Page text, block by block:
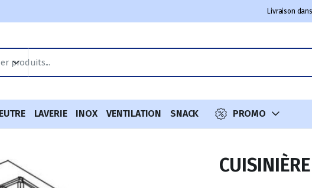
Livraison
LAVERIE INOX VENTILATION SNACK PROMO